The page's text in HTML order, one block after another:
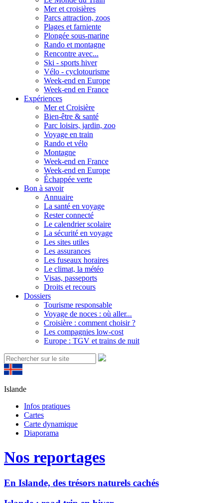
Mer et croisières
Parcs attraction, zoos
Plages et farniente
Plongée sous-marine
Rando et montagne
Rencontre avec...
Ski - sports hiver
Vélo - cyclotourisme
Week-end en Europe
Week-end en France
Expériences
Mer et Croisière
Bien-être & santé
Parc loisirs, jardin, zoo
Voyage en train
Rando et vélo
Montagne
Week-end en France
Week-end en Europe
Échappée verte
Bon à savoir
Annuaire
La santé en voyage
Rester connecté
Le calendrier scolaire
La sécurité en voyage
Les sites utiles
Les assurances
Les fuseaux horaires
Le climat, la météo
Visas, passeports
Droits et recours
Dossiers
Tourisme responsable
Voyage de noces : où aller...
Croisière : comment choisir ?
Les compagnies low-cost
Europe : TGV et trains de nuit
Islande
Infos pratiques
Cartes
Carte dynamique
Diaporama
Nos reportages
En Islande, des trésors naturels cachés